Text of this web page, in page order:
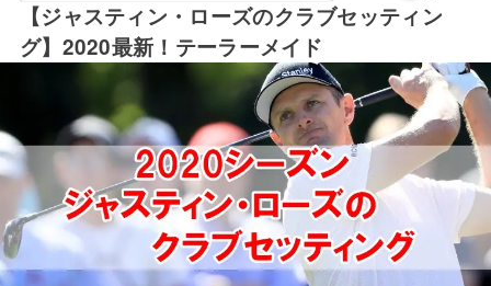
【ジャスティン・ローズのクラブセッティン
グ】2020最新！テーラーメイド